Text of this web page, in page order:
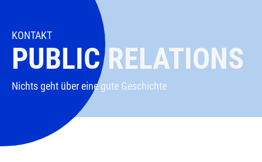
KONTAKT
PUBLIC RELATIONS
Nichts geht über eine gute Geschichte